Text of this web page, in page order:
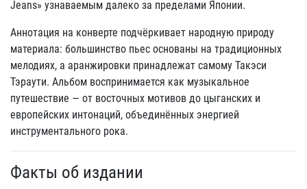
Jeans» узнаваемым далеко за пределами Японии.
Аннотация на конверте подчёркивает народную природу
материала: большинство пьес основаны на традиционных
мелодиях, а аранжировки принадлежат самому Такэси
Тэраути. Альбом воспринимается как музыкальное
путешествие — от восточных мотивов до цыганских и
европейских интонаций, объединённых энергией
инструментального рока.
Факты об издании